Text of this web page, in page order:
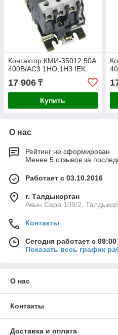
Контактор КМИ-35012 50А
400В/АС3 1НО;1НЗ IEK
17 906 ₸
Купить
О нас
Рейтинг не сформирован
Менее 5 отзывов за
Работает с 03.10.2016
г. Талдыкорган
Акын Сара 108/2,
Контакты
Сегодня работает с
Показать весь график
О нас
Контакты
Доставка и оплата